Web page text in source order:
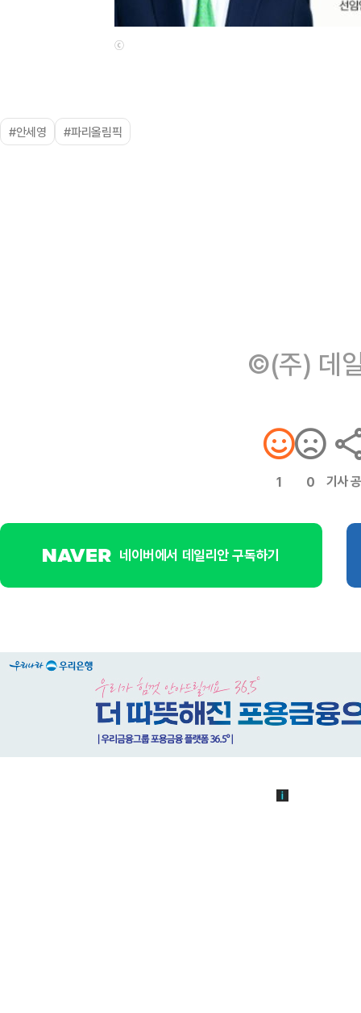
ⓒ
#안세영 #파리올림픽
©(주) 데
1 0 기사
네이버에서 데일리안 구독하기